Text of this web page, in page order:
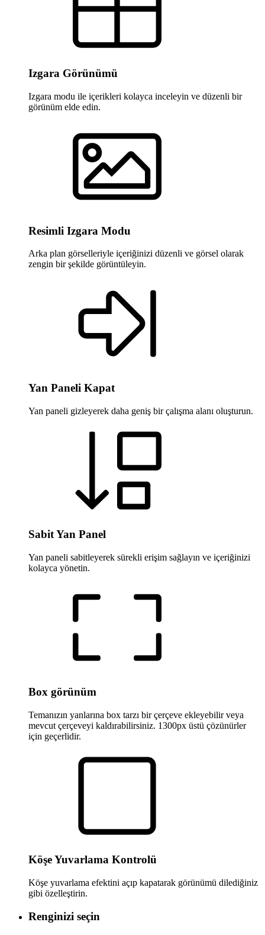
Izgara Görünümü
Izgara modu ile içerikleri kolayca inceleyin ve düzenli bir
görünüm elde edin.
Resimli Izgara Modu
Arka plan görselleriyle içeriğinizi düzenli ve görsel olarak
zengin bir şekilde görüntüleyin.
Yan Paneli Kapat
Yan paneli gizleyerek daha geniş bir çalışma alanı oluşturun.
Sabit Yan Panel
Yan paneli sabitleyerek sürekli erişim sağlayın ve içeriğinizi
kolayca yönetin.
Box görünüm
Temanızın yanlarına box tarzı bir çerçeve ekleyebilir veya
mevcut çerçeveyi kaldırabilirsiniz. 1300px üstü çözünürler
için geçerlidir.
Köşe Yuvarlama Kontrolü
Köşe yuvarlama efektini açıp kapatarak görünümü dilediğiniz
gibi özelleştirin.
Renginizi seçin